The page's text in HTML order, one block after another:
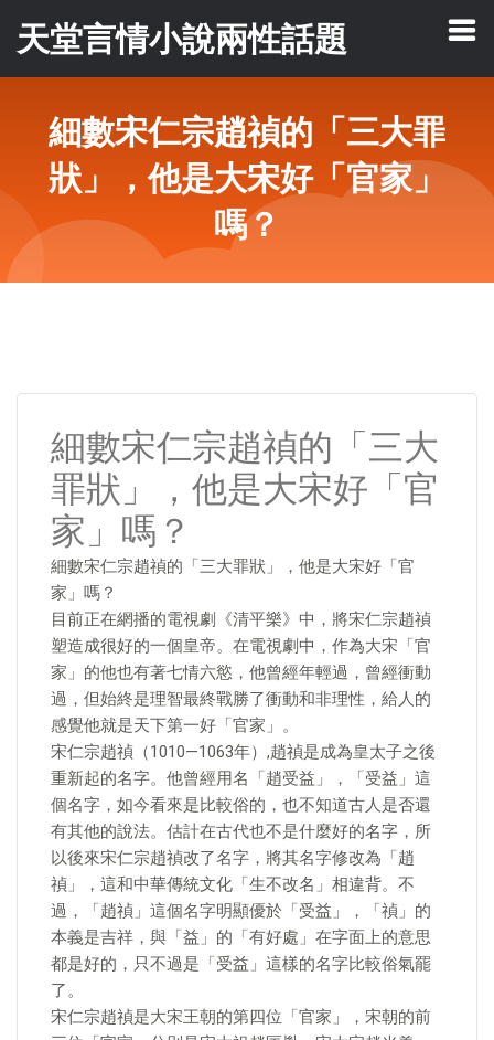
天堂言情小說兩性話題
細數宋仁宗趙禎的「三大罪
狀」，他是大宋好「官家」
嗎？
細數宋仁宗趙禎的「三大
罪狀」，他是大宋好「官
家」嗎？
細數宋仁宗趙禎的「三大罪狀」，他是大宋好「官
家」嗎？
目前正在網播的電視劇《清平樂》中，將宋仁宗趙禎
塑造成很好的一個皇帝。在電視劇中，作為大宋「官
家」的他也有著七情六慾，他曾經年輕過，曾經衝動
過，但始終是理智最終戰勝了衝動和非理性，給人的
感覺他就是天下第一好「官家」。
宋仁宗趙禎（1010—1063年）,趙禎是成為皇太子之後
重新起的名字。他曾經用名「趙受益」，「受益」這
個名字，如今看來是比較俗的，也不知道古人是否還
有其他的說法。估計在古代也不是什麼好的名字，所
以後來宋仁宗趙禎改了名字，將其名字修改為「趙
禎」，這和中華傳統文化「生不改名」相違背。不
過，「趙禎」這個名字明顯優於「受益」，「禎」的
本義是吉祥，與「益」的「有好處」在字面上的意思
都是好的，只不過是「受益」這樣的名字比較俗氣罷
了。
宋仁宗趙禎是大宋王朝的第四位「官家」，宋朝的前